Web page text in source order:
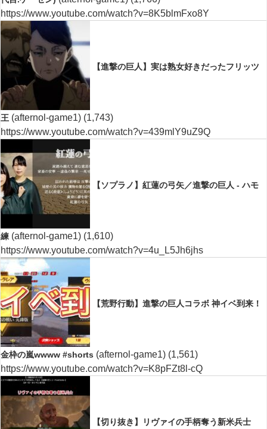
https://www.youtube.com/watch?v=8K5blmFxo8Y
【進撃の巨人】実は熟女好きだったフリッツ
王 (afternol-game1) (1,743)
https://www.youtube.com/watch?v=439mlY9uZ9Q
【ソプラノ】紅蓮の弓矢／進撃の巨人 - ハモ
練 (afternol-game1) (1,610)
https://www.youtube.com/watch?v=4u_L5Jh6jhs
【荒野行動】進撃の巨人コラボ 神イベ到来！
金枠の嵐wwww #shorts (afternol-game1) (1,561)
https://www.youtube.com/watch?v=K8pFZt8l-cQ
【切り抜き】リヴァイの手柄奪う新米兵士